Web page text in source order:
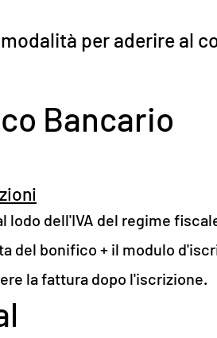
per aderire al
Bancario
lodo dell'IVA del regime
del bonifico + il modulo
la fattura dopo l'iscrizione.